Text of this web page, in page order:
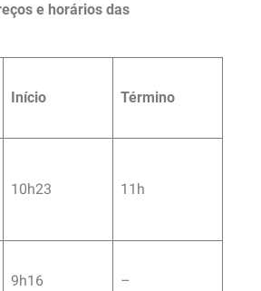
e horários das
Início Término
10h23 11h
9h16 –